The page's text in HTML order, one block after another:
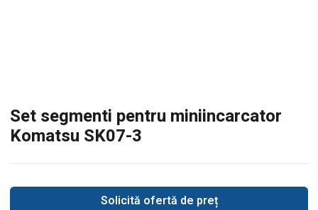
Set segmenti pentru miniincarcator
Komatsu SK07-3
Solicită ofertă de preț